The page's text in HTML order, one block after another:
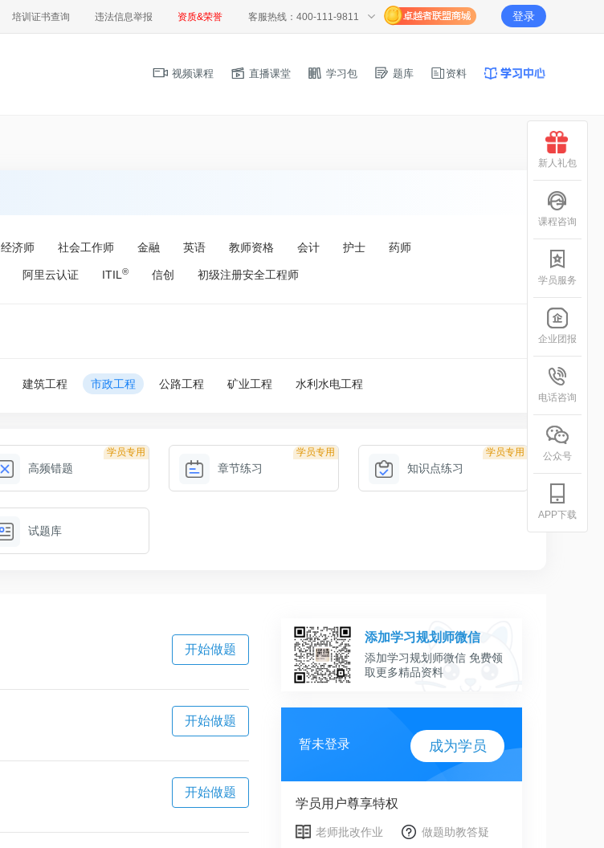
培训证书查询 违法信息举报 资质&荣誉 客服热线：400-111-9811 登录
视频课程 直播课堂 学习包 题库 资料
经济师 社会工作师 金融 英语 教师资格 会计 护士 药师
阿里云认证 ITIL ® 信创 初级注册安全工程师
建筑工程 市政工程 公路工程 矿业工程 水利水电工程
学员专用
高频错题
学员专用
章节练习
学员专用
知识点练习
试题库
开始做题
开始做题
开始做题
添加学习规划师微信
添加学习规划师微信 免费领
取更多精品资料
暂未登录 成为学员
学员用户尊享特权
老师批改作业
做题助教答疑
新人礼包
课程咨询
学员服务
企业团报
电话咨询
公众号
APP下载